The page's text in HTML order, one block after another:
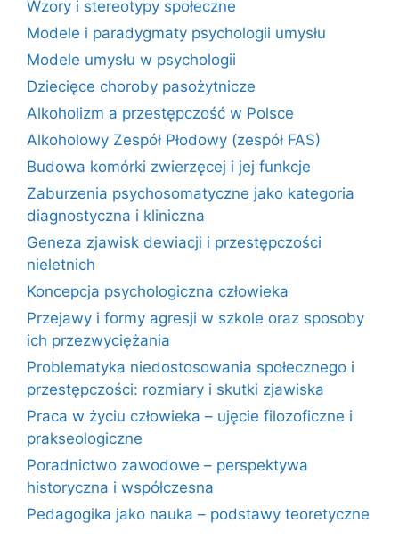
Wzory i stereotypy społeczne
Modele i paradygmaty psychologii umysłu
Modele umysłu w psychologii
Dziecięce choroby pasożytnicze
Alkoholizm a przestępczość w Polsce
Alkoholowy Zespół Płodowy (zespół FAS)
Budowa komórki zwierzęcej i jej funkcje
Zaburzenia psychosomatyczne jako kategoria
diagnostyczna i kliniczna
Geneza zjawisk dewiacji i przestępczości
nieletnich
Koncepcja psychologiczna człowieka
Przejawy i formy agresji w szkole oraz sposoby
ich przezwyciężania
Problematyka niedostosowania społecznego i
przestępczości: rozmiary i skutki zjawiska
Praca w życiu człowieka – ujęcie filozoficzne i
prakseologiczne
Poradnictwo zawodowe – perspektywa
historyczna i współczesna
Pedagogika jako nauka – podstawy teoretyczne